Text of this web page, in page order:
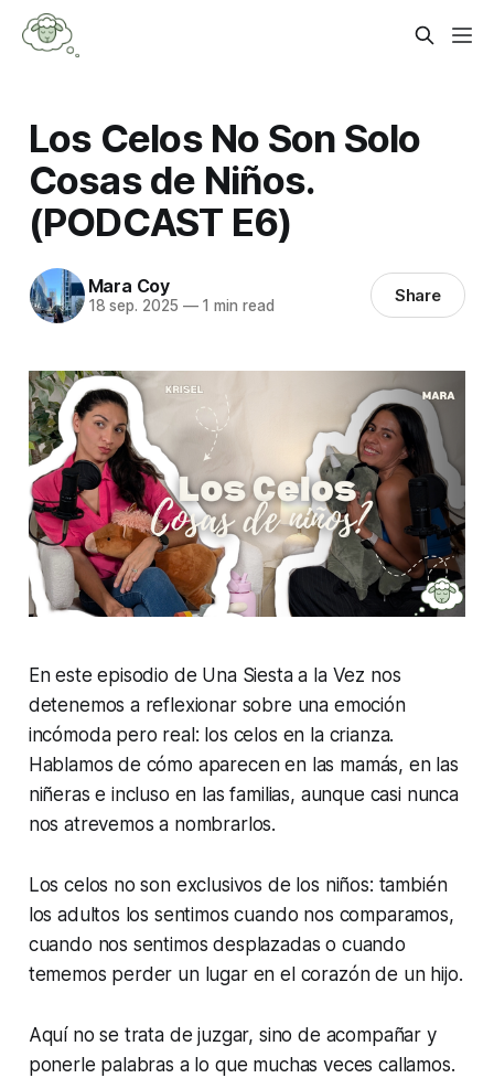
Los Celos No Son Solo
Cosas de Niños.
(PODCAST E6)
Mara Coy
18 sep. 2025 —1 min read Share
En este episodio de Una Siesta a la Vez nos
detenemos a reflexionar sobre una emoción
incómoda pero real: los celos en la crianza.
Hablamos de cómo aparecen en las mamás, en las
niñeras e incluso en las familias, aunque casi nunca
nos atrevemos a nombrarlos.
Los celos no son exclusivos de los niños: también
los adultos los sentimos cuando nos comparamos,
cuando nos sentimos desplazadas o cuando
tememos perder un lugar en el corazón de un hijo.
Aquí no se trata de juzgar, sino de acompañar y
ponerle palabras a lo que muchas veces callamos.